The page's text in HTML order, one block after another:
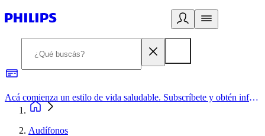
Acá comienza un estilo de vida saludable. Subscríbete y obtén información de primera mano
Audífonos